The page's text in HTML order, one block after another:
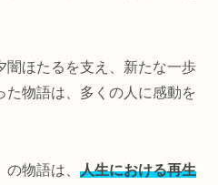
闇ほたるを支え、新たな一歩
た物語は、多くの人に感動を
物語は、 人生における再生